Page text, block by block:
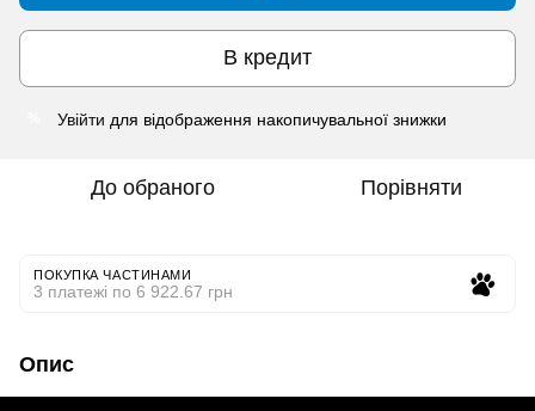
В кредит
Увійти для відображення накопичувальної знижки
До обраного Порівняти
ПОКУПКА ЧАСТИНАМИ
3 платежі по 6 922.67 грн
Опис